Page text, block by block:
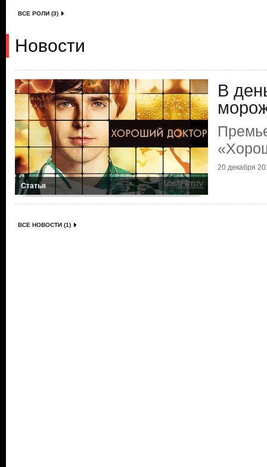
ВСЕ РОЛИ (3)
Новости
Статья
В
20 декабря
ВСЕ НОВОСТИ (1)